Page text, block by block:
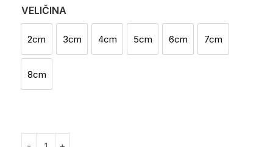
VELIČINA
2cm
2cm 3cm
3cm 4cm
4cm 5cm
5cm 6cm
6cm 7cm
7cm
8cm
8cm